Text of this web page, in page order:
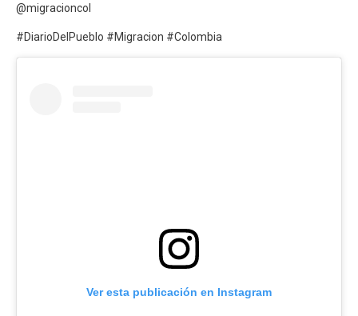
@migracioncol
#DiarioDelPueblo #Migracion #Colombia
Ver esta publicación en Instagram